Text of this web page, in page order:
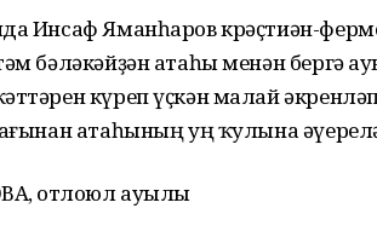
Инсаф Яманһаров крәҫтиән-
бәләкәйҙән атаһы менән бергә
күреп үҫкән малай
атаһының уң ҡулына
Ҡотлоюл ауылы